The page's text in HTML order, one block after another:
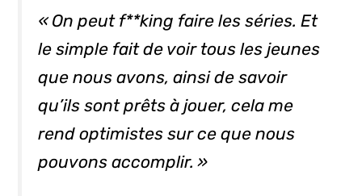
« On peut f**king faire les séries. Et
le simple fait de voir tous les jeunes
que nous avons, ainsi de savoir
qu’ils sont prêts à jouer, cela me
rend optimistes sur ce que nous
pouvons accomplir. »